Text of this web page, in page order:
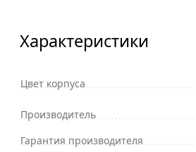
Характеристики
Цвет корпуса
Производитель
Гарантия производителя